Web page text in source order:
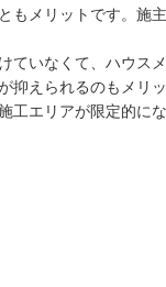
もメリットです。施
ていなくて、ハウス
抑えられるのもメリッ
工エリアが限定的に